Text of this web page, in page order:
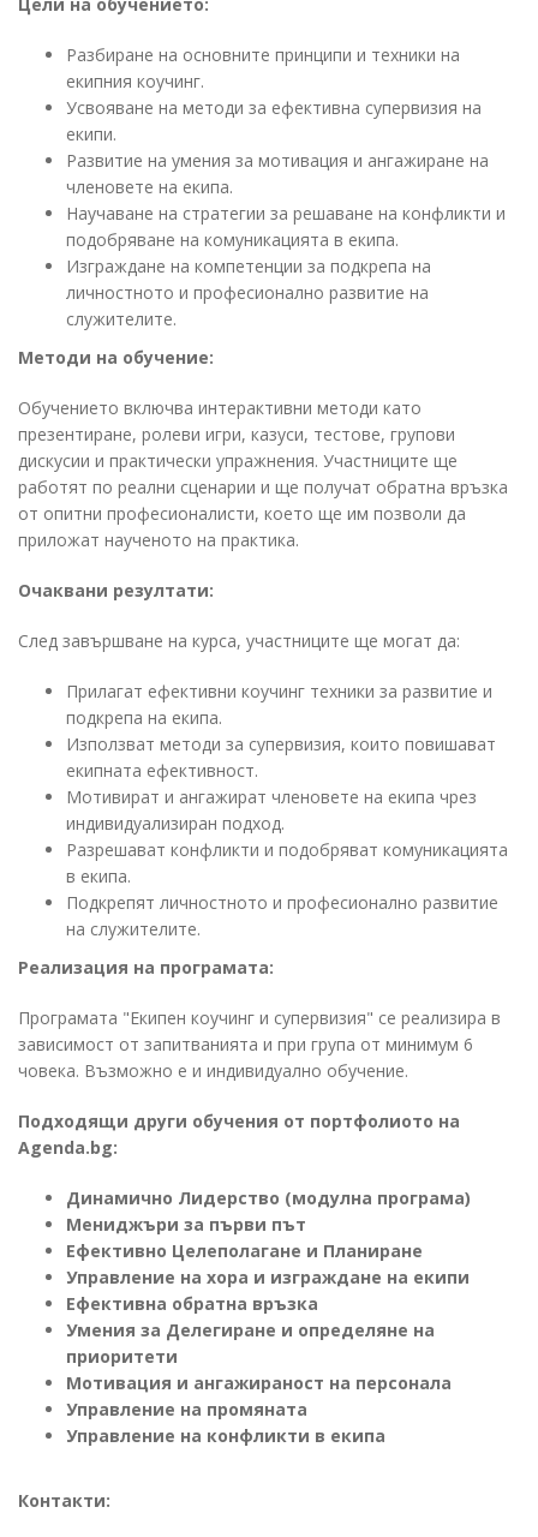
Цели на обучението:
Разбиране на основните принципи и техники на
екипния коучинг.
Усвояване на методи за ефективна супервизия на
екипи.
Развитие на умения за мотивация и ангажиране на
членовете на екипа.
Научаване на стратегии за решаване на конфликти и
подобряване на комуникацията в екипа.
Изграждане на компетенции за подкрепа на
личностното и професионално развитие на
служителите.
Методи на обучение:
Обучението включва интерактивни методи като
презентиране, ролеви игри, казуси, тестове, групови
дискусии и практически упражнения. Участниците ще
работят по реални сценарии и ще получат обратна връзка
от опитни професионалисти, което ще им позволи да
приложат наученото на практика.
Очаквани резултати:
След завършване на курса, участниците ще могат да:
Прилагат ефективни коучинг техники за развитие и
подкрепа на екипа.
Използват методи за супервизия, които повишават
екипната ефективност.
Мотивират и ангажират членовете на екипа чрез
индивидуализиран подход.
Разрешават конфликти и подобряват комуникацията
в екипа.
Подкрепят личностното и професионално развитие
на служителите.
Реализация на програмата:
Програмата "Екипен коучинг и супервизия" се реализира в
зависимост от запитванията и при група от минимум 6
човека. Възможно е и индивидуално обучение.
Подходящи други обучения от портфолиото на
Agenda.bg:
Динамично Лидерство (модулна програма)
Мениджъри за първи път
Ефективно Целеполагане и Планиране
Управление на хора и изграждане на екипи
Ефективна обратна връзка
Умения за Делегиране и определяне на
приоритети
Мотивация и ангажираност на персонала
Управление на промяната
Управление на конфликти в екипа
Контакти: